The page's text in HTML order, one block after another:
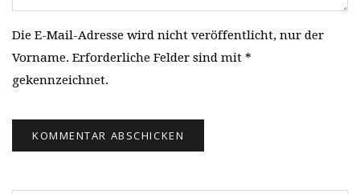
Die E-Mail-Adresse wird nicht veröffentlicht, nur der
Vorname. Erforderliche Felder sind mit *
gekennzeichnet.